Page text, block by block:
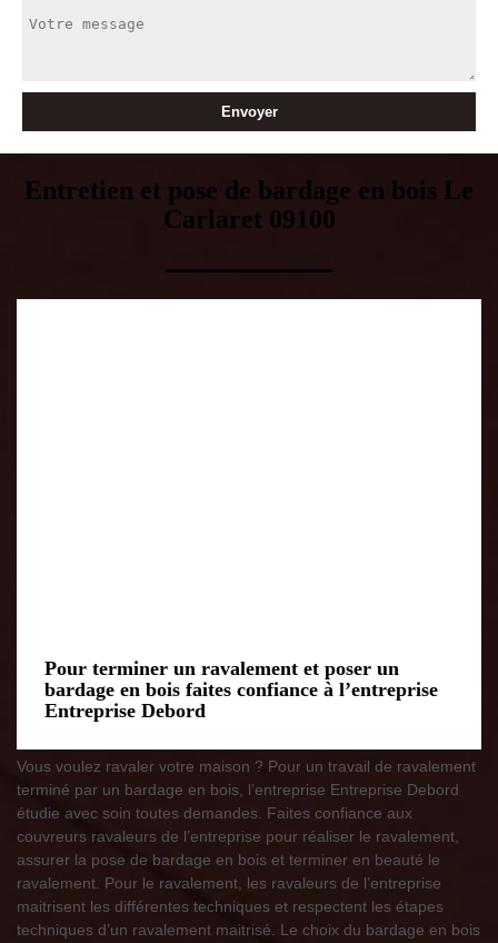
Entretien et pose de bardage en bois Le
Carlaret 09100
Pour terminer un ravalement et poser un
bardage en bois faites confiance à l’entreprise
Entreprise Debord
Vous voulez ravaler votre maison ? Pour un travail de ravalement
terminé par un bardage en bois, l’entreprise Entreprise Debord
étudie avec soin toutes demandes. Faites confiance aux
couvreurs ravaleurs de l’entreprise pour réaliser le ravalement,
assurer la pose de bardage en bois et terminer en beauté le
ravalement. Pour le ravalement, les ravaleurs de l’entreprise
maitrisent les différentes techniques et respectent les étapes
techniques d’un ravalement maitrisé. Le choix du bardage en bois